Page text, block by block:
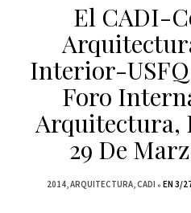
El CADI-
Interior-
Foro
Arquitectura,
29 De
2014 ARQUITECTURA CADI EN 3/